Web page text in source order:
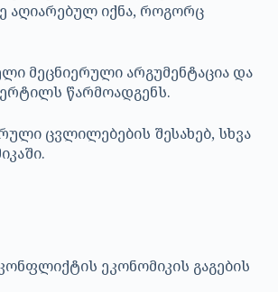
აღიარებულ იქნა, როგორც
მეცნიერული არგუმენტაცია და
წარმოადგენს.
ცვლილებების შესახებ, სხვა
ეკონომიკის გაგების